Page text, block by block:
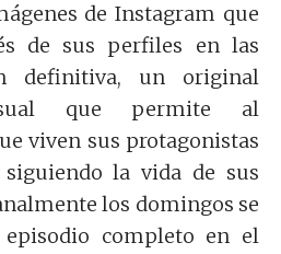
de Instagram que
de sus perfiles en las
definitiva, un original
que permite al
viven sus protagonistas
la vida de sus
los domingos se
completo en el